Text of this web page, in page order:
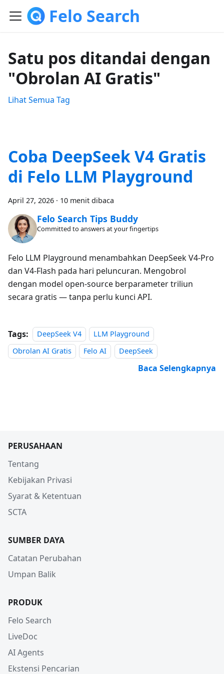
Felo Search
Satu pos ditandai dengan
"Obrolan AI Gratis"
Lihat Semua Tag
Coba DeepSeek V4 Gratis
di Felo LLM Playground
April 27, 2026 · 10 menit dibaca
Felo Search Tips Buddy
Committed to answers at your fingertips
Felo LLM Playground menambahkan DeepSeek V4-Pro
dan V4-Flash pada hari peluncuran. Mengobrol
dengan model open-source berparameter triliun
secara gratis — tanpa perlu kunci API.
Tags: DeepSeek V4
LLM Playground
Obrolan AI Gratis
Felo AI DeepSeek
Baca Selengkapnya
PERUSAHAAN
Tentang
Kebijakan Privasi
Syarat & Ketentuan
SCTA
SUMBER DAYA
Catatan Perubahan
Umpan Balik
PRODUK
Felo Search
LiveDoc
AI Agents
Ekstensi Pencarian